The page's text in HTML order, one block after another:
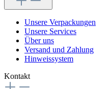
Unsere Verpackungen
Unsere Services
Über uns
Versand und Zahlung
Hinweissystem
Kontakt